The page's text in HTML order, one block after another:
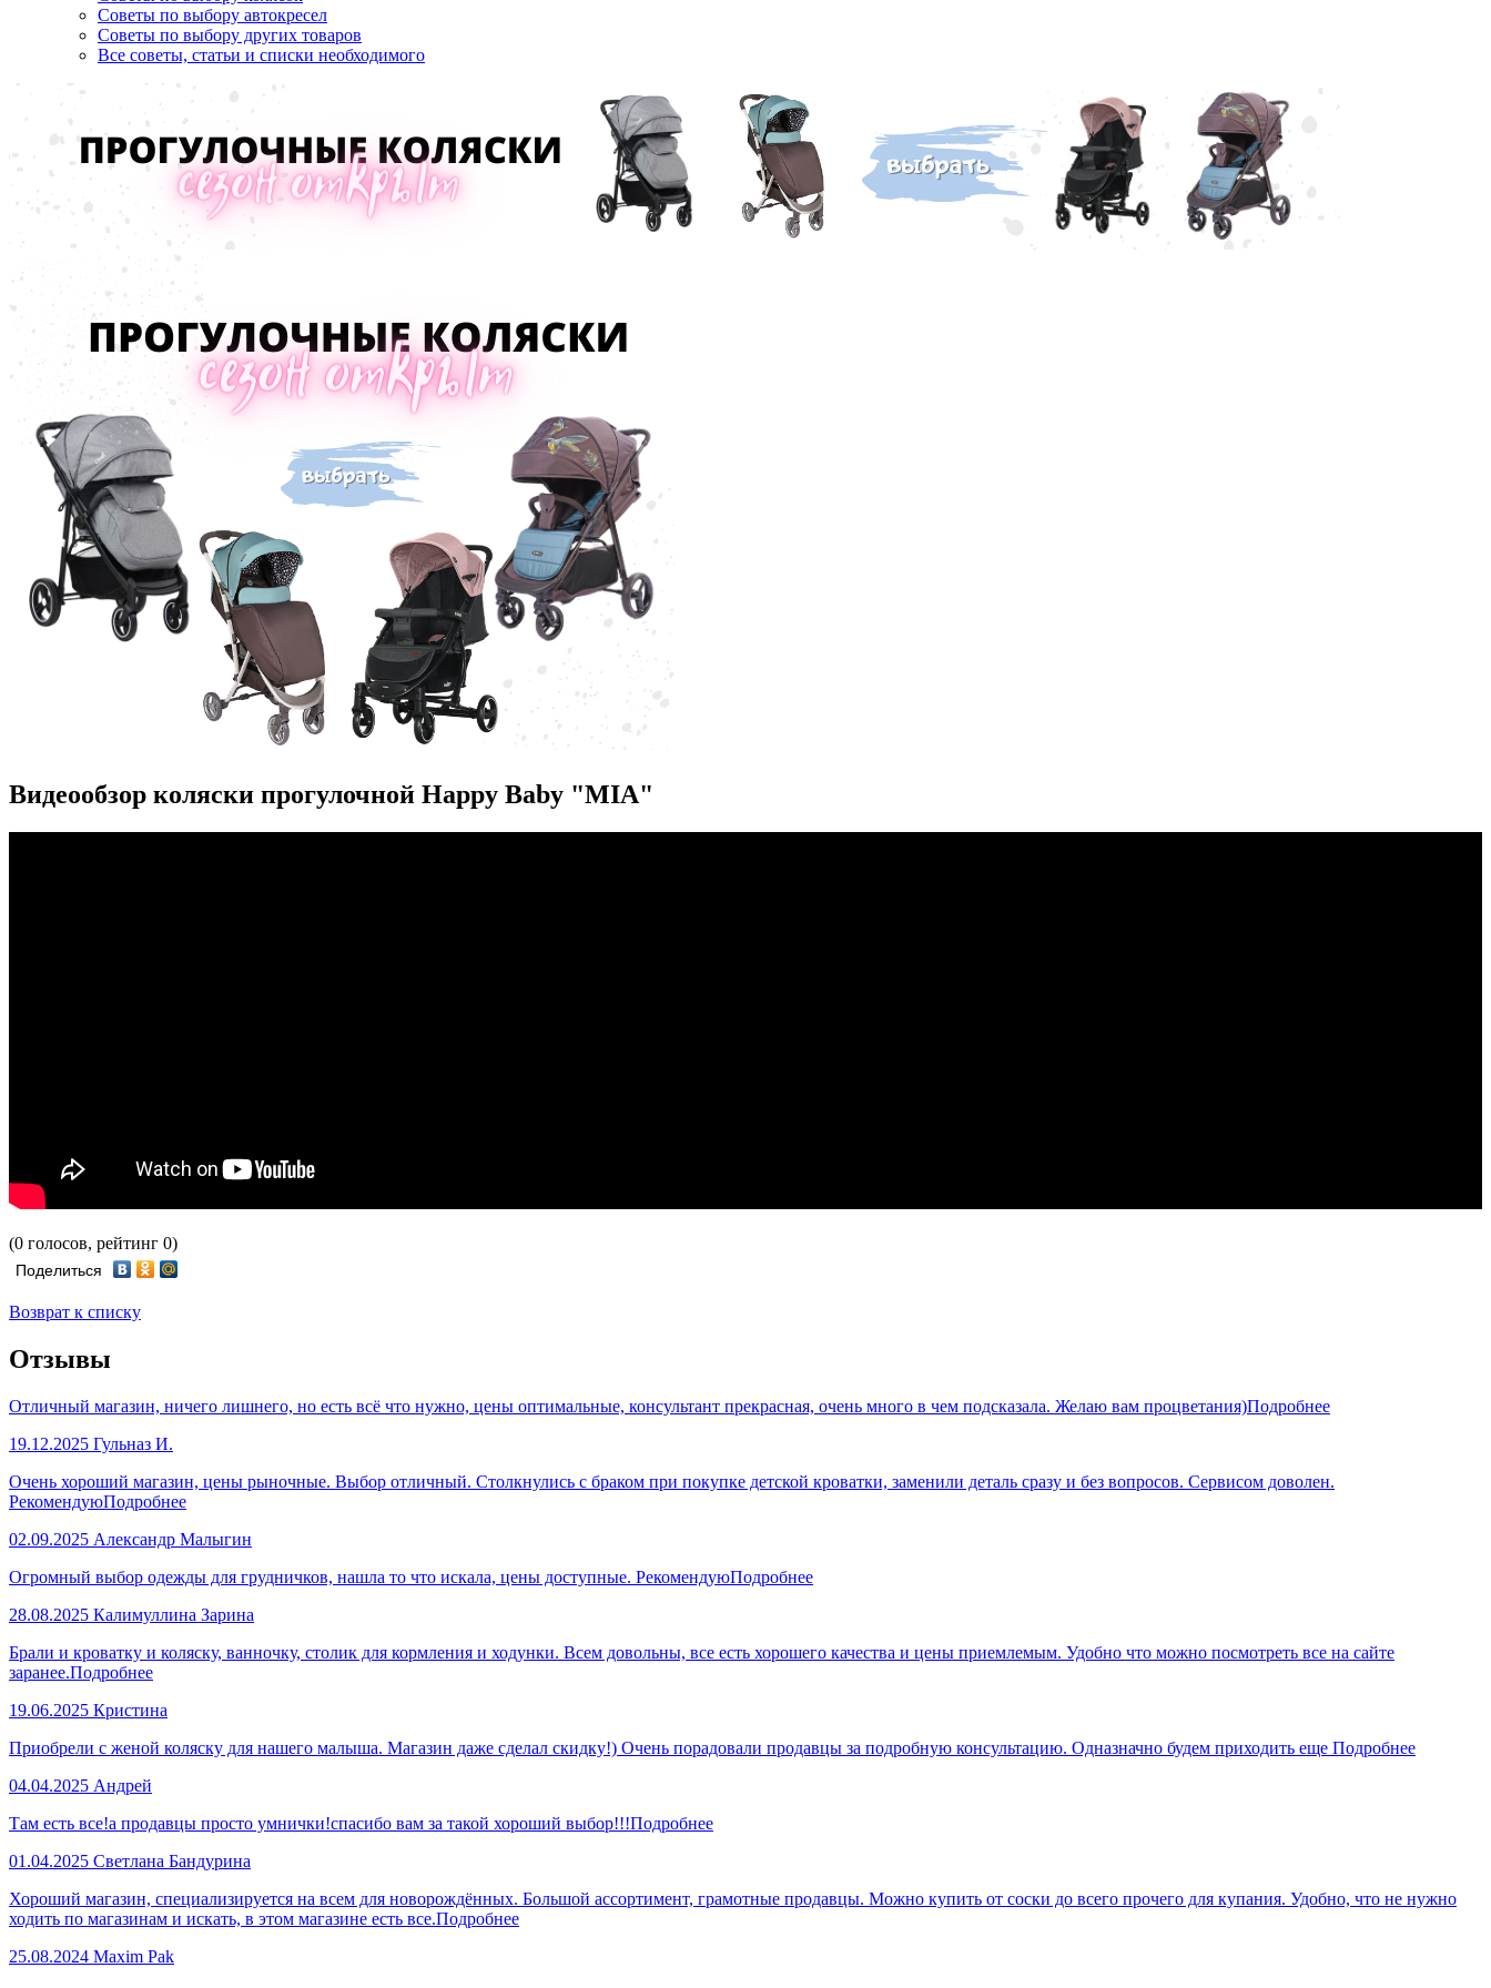
Советы по выбору автокресел
Советы по выбору других товаров
Все советы, статьи и списки необходимого
Видеообзор коляски прогулочной Happy Baby "MIA"
(0 голосов, рейтинг 0)
Поделиться
Возврат к списку
Отзывы
Отличный магазин, ничего лишнего, но есть всё что нужно, цены оптимальные, консультант прекрасная, очень много в чем подсказала. Желаю вам процветания)Подробнее
19.12.2025 Гульназ И.
Очень хороший магазин, цены рыночные. Выбор отличный. Столкнулись с браком при покупке детской кроватки, заменили деталь сразу и без вопросов. Сервисом доволен.
РекомендуюПодробнее
02.09.2025 Александр Малыгин
Огромный выбор одежды для грудничков, нашла то что искала, цены доступные. РекомендуюПодробнее
28.08.2025 Калимуллина Зарина
Брали и кроватку и коляску, ванночку, столик для кормления и ходунки. Всем довольны, все есть хорошего качества и цены приемлемым. Удобно что можно посмотреть все на сайте
заранее.Подробнее
19.06.2025 Кристина
Приобрели с женой коляску для нашего малыша. Магазин даже сделал скидку!) Очень порадовали продавцы за подробную консультацию. Одназначно будем приходить еще Подробнее
04.04.2025 Андрей
Там есть все!а продавцы просто умнички!спасибо вам за такой хороший выбор!!!Подробнее
01.04.2025 Светлана Бандурина
Хороший магазин, специализируется на всем для новорождённых. Большой ассортимент, грамотные продавцы. Можно купить от соски до всего прочего для купания. Удобно, что не нужно
ходить по магазинам и искать, в этом магазине есть все.Подробнее
25.08.2024 Maxim Pak